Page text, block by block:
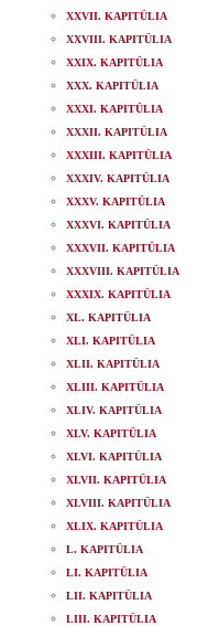
XXVII. KAPITÜLIA
XXVIII. KAPITÜLIA
XXIX. KAPITÜLIA
XXX. KAPITÜLIA
XXXI. KAPITÜLIA
XXXII. KAPITÜLIA
XXXIII. KAPITÜLIA
XXXIV. KAPITÜLIA
XXXV. KAPITÜLIA
XXXVI. KAPITÜLIA
XXXVII. KAPITÜLIA
XXXVIII. KAPITÜLIA
XXXIX. KAPITÜLIA
XL. KAPITÜLIA
XLI. KAPITÜLIA
XLII. KAPITÜLIA
XLIII. KAPITÜLIA
XLIV. KAPITÜLIA
XLV. KAPITÜLIA
XLVI. KAPITÜLIA
XLVII. KAPITÜLIA
XLVIII. KAPITÜLIA
XLIX. KAPITÜLIA
L. KAPITÜLIA
LI. KAPITÜLIA
LII. KAPITÜLIA
LIII. KAPITÜLIA